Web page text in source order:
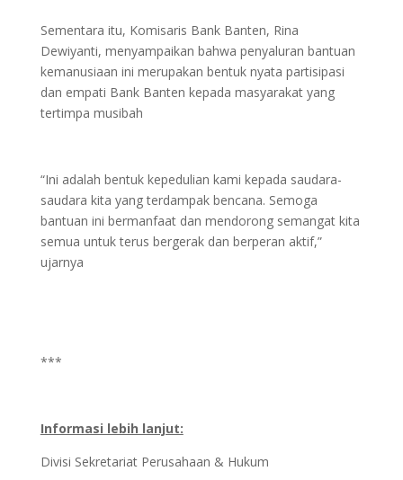
Sementara itu, Komisaris Bank Banten, Rina
Dewiyanti, menyampaikan bahwa penyaluran bantuan
kemanusiaan ini merupakan bentuk nyata partisipasi
dan empati Bank Banten kepada masyarakat yang
tertimpa musibah
“Ini adalah bentuk kepedulian kami kepada saudara-
saudara kita yang terdampak bencana. Semoga
bantuan ini bermanfaat dan mendorong semangat kita
semua untuk terus bergerak dan berperan aktif,”
ujarnya
***
Informasi lebih lanjut:
Divisi Sekretariat Perusahaan & Hukum